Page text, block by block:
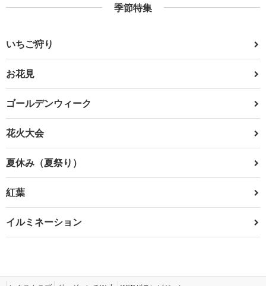
季節特集
いちご狩り
お花見
ゴールデンウィーク
花火大会
夏休み（夏祭り）
紅葉
イルミネーション